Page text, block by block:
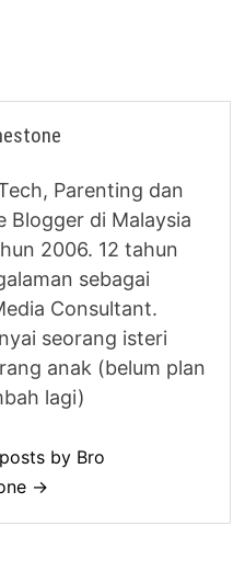
Parenting dan
Blogger di Malaysia
2006. 12 tahun
sebagai
Consultant.
seorang isteri
anak (belum plan
lagi)
by Bro
→